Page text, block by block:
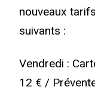
nouveaux
suivants :
Vendredi :
12 € /